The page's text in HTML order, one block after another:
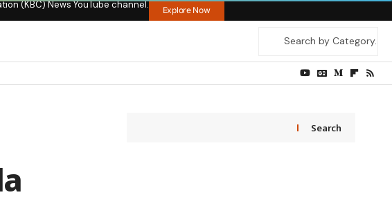
(KBC) News YouTube channel. Explore Now
Search